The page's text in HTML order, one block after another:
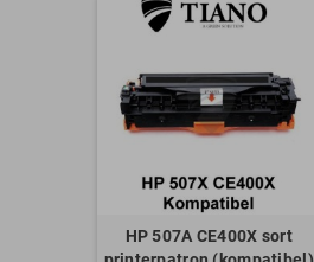
HP 507A CE400X sort